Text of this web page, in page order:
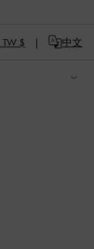
TW $ 中文